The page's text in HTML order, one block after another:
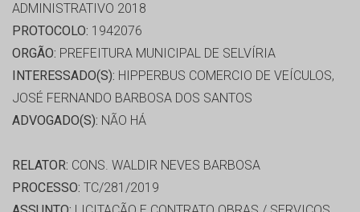
ADMINISTRATIVO 2018
PROTOCOLO: 1942076
ORGÃO: PREFEITURA MUNICIPAL DE SELVÍRIA
INTERESSADO(S): HIPPERBUS COMERCIO DE VEÍCULOS,
JOSÉ FERNANDO BARBOSA DOS SANTOS
ADVOGADO(S): NÃO HÁ
RELATOR: CONS. WALDIR NEVES BARBOSA
PROCESSO: TC/281/2019